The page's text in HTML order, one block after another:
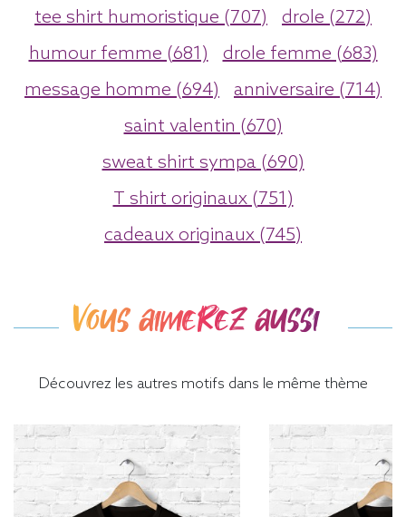
tee shirt humoristique (707)
drole (272)
humour femme (681)
drole femme (683)
message homme (694)
anniversaire (714)
saint valentin (670)
sweat shirt sympa (690)
T shirt originaux (751)
cadeaux originaux (745)
Vous aimerez aussi
Découvrez les autres motifs dans le même thème